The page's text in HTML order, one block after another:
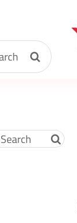
Search
for:
Search